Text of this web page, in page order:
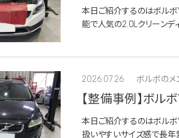
気センサー清掃
本日ご紹介するのはボルボ
能で人気の2.0Lクリーンデ
2026.07.26 ボルボのメ
【整備事例】ボ
本日ご紹介するのはボルボ
扱いやすいサイズ感で長年